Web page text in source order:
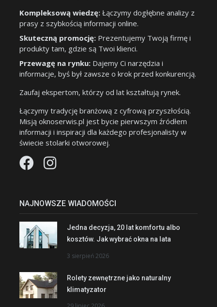
Kompleksową wiedzę: Łączymy dogłębne analizy z
prasy z szybkością informacji online.
Skuteczną promocję: Prezentujemy Twoją firmę i
produkty tam, gdzie są Twoi klienci.
Przewagę na rynku: Dajemy Ci narzędzia i
informacje, byś był zawsze o krok przed konkurencją.
Zaufaj ekspertom, którzy od lat kształtują rynek.
Łączymy tradycję branżową z cyfrową przyszłością.
Misją oknoserwis.pl jest bycie pierwszym źródłem
informacji i inspiracji dla każdego profesjonalisty w
świecie stolarki otworowej.
NAJNOWSZE WIADOMOŚCI
Jedna decyzja, 20 lat komfortu albo
kosztów. Jak wybrać okna na lata
3 sierpień 2026
Rolety zewnętrzne jako naturalny
klimatyzator